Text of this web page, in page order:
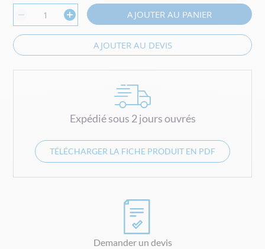
AJOUTER AU PANIER
AJOUTER AU DEVIS
Expédié sous 2 jours ouvrés
TÉLÉCHARGER LA FICHE PRODUIT EN PDF
Demander un devis